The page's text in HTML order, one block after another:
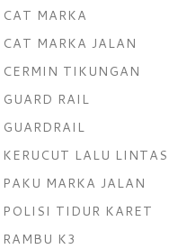
MARKA
MARKA JALAN
TIKUNGAN
RAIL
LALU LINTAS
MARKA JALAN
TIDUR KARET
K3